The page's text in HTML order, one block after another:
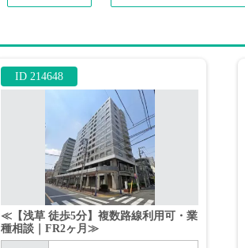
ID 214648
≪【浅草 徒歩5分】複数路線利用可・業
種相談｜FR2ヶ月≫